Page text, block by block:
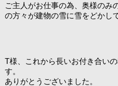
ご主人がお仕事の為、奥様のみ
の方々が建物の雪に雪をどかし
T様、これから長いお付き合い
す。
ありがとうございました。